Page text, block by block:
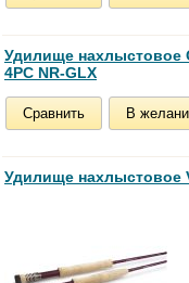
Удилище нахлыстовое
4PC NR-GLX
Сравнить В
Удилище нахлыстовое